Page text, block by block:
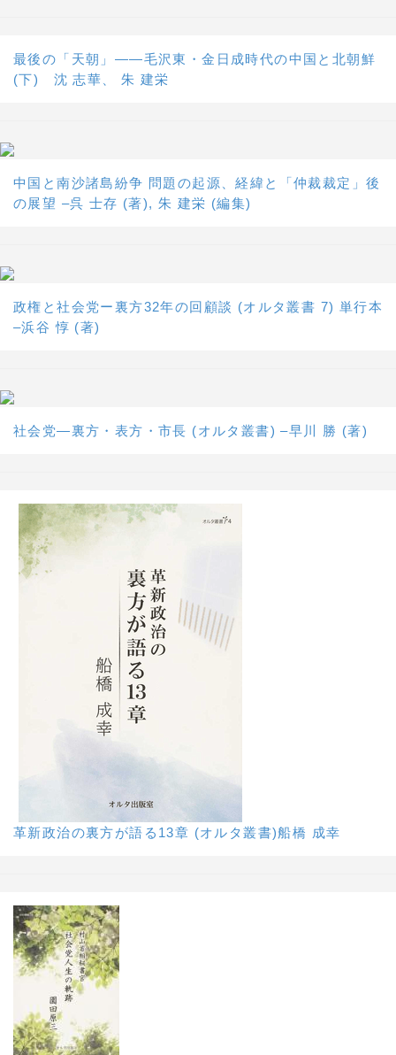
最後の「天朝」――毛沢東・金日成時代の中国と北朝鮮
(下) 沈 志華、 朱 建栄
中国と南沙諸島紛争 問題の起源、経緯と「仲裁裁定」後
の展望 –呉 士存 (著), 朱 建栄 (編集)
政権と社会党ー裏方32年の回顧談 (オルタ叢書 7) 単行本
–浜谷 惇 (著)
社会党―裏方・表方・市長 (オルタ叢書) –早川 勝 (著)
革新政治の裏方が語る13章 (オルタ叢書)船橋 成幸